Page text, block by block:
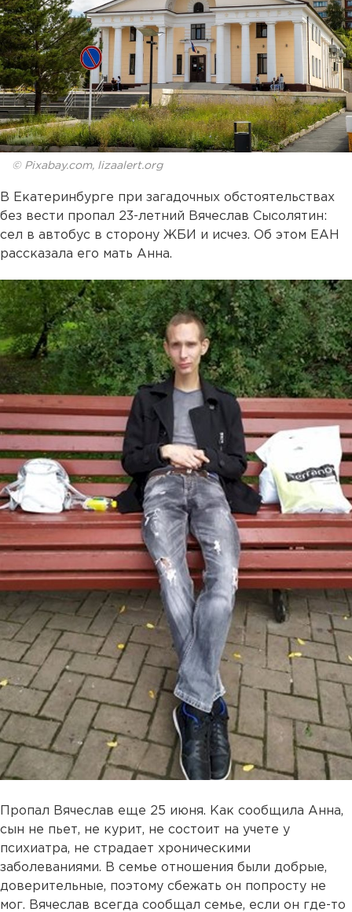
© Pixabay.com, lizaalert.org
В Екатеринбурге при загадочных обстоятельствах
без вести пропал 23-летний Вячеслав Сысолятин:
сел в автобус в сторону ЖБИ и исчез. Об этом ЕАН
рассказала его мать Анна.
Пропал Вячеслав еще 25 июня. Как сообщила Анна,
сын не пьет, не курит, не состоит на учете у
психиатра, не страдает хроническими
заболеваниями. В семье отношения были добрые,
доверительные, поэтому сбежать он попросту не
мог. Вячеслав всегда сообщал семье, если он где-то